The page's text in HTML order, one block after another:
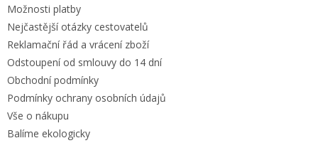
Možnosti platby
Nejčastější otázky cestovatelů
Reklamační řád a vrácení zboží
Odstoupení od smlouvy do 14 dní
Obchodní podmínky
Podmínky ochrany osobních údajů
Vše o nákupu
Balíme ekologicky